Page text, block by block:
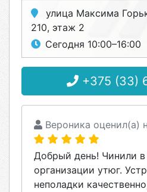
улица Максима
210, этаж 2
Сегодня 10:00–16:00
+375 (33)
Вероника оценил(а)
Добрый день! Чинили в
организации утюг.
неполадки